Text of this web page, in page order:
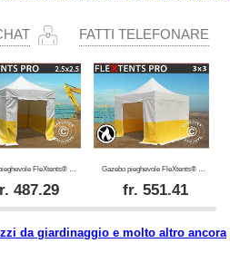
FATTI TELEFONARE
487.29 fr. 551.41
da giardinaggio e molto altro ancora